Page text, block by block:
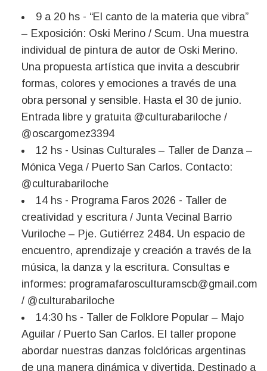
9 a 20 hs - “El canto de la materia que vibra”
– Exposición: Oski Merino / Scum. Una muestra
individual de pintura de autor de Oski Merino.
Una propuesta artística que invita a descubrir
formas, colores y emociones a través de una
obra personal y sensible. Hasta el 30 de junio.
Entrada libre y gratuita @culturabariloche /
@oscargomez3394
12 hs - Usinas Culturales – Taller de Danza –
Mónica Vega / Puerto San Carlos. Contacto:
@culturabariloche
14 hs - Programa Faros 2026 - Taller de
creatividad y escritura / Junta Vecinal Barrio
Vuriloche – Pje. Gutiérrez 2484. Un espacio de
encuentro, aprendizaje y creación a través de la
música, la danza y la escritura. Consultas e
informes: programafarosculturamscb@gmail.com
/ @culturabariloche
14:30 hs - Taller de Folklore Popular – Majo
Aguilar / Puerto San Carlos. El taller propone
abordar nuestras danzas folclóricas argentinas
de una manera dinámica y divertida. Destinado a